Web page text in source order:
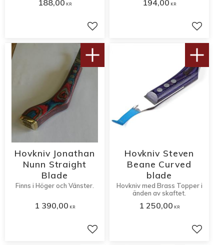
188,00 KR
Lägg till i favoriter
194,00 KR
Lägg
Hovkniv Jonathan
Nunn Straight
Blade
Finns i Höger och Vänster.
1 390,00 KR
Lägg till i favoriter
Hovkniv Steven
Beane Curved
blade
Hovkniv med Brass Topper i
änden av skaftet.
1 250,00 KR
Lägg